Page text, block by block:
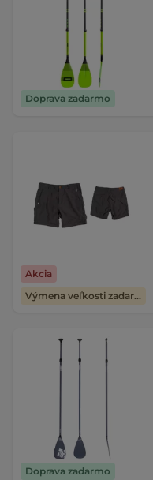
Doprava zadarmo
Akcia
Výmena veľkosti zadarmo
Doprava zadarmo